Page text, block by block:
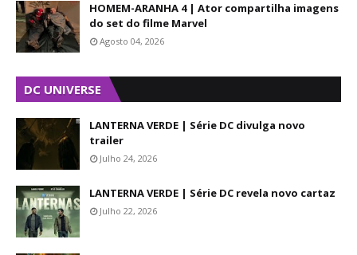
HOMEM-ARANHA 4 | Ator compartilha imagens
do set do filme Marvel
Agosto 04, 2026
DC UNIVERSE
LANTERNA VERDE | Série DC divulga novo
trailer
Julho 24, 2026
LANTERNA VERDE | Série DC revela novo cartaz
Julho 22, 2026